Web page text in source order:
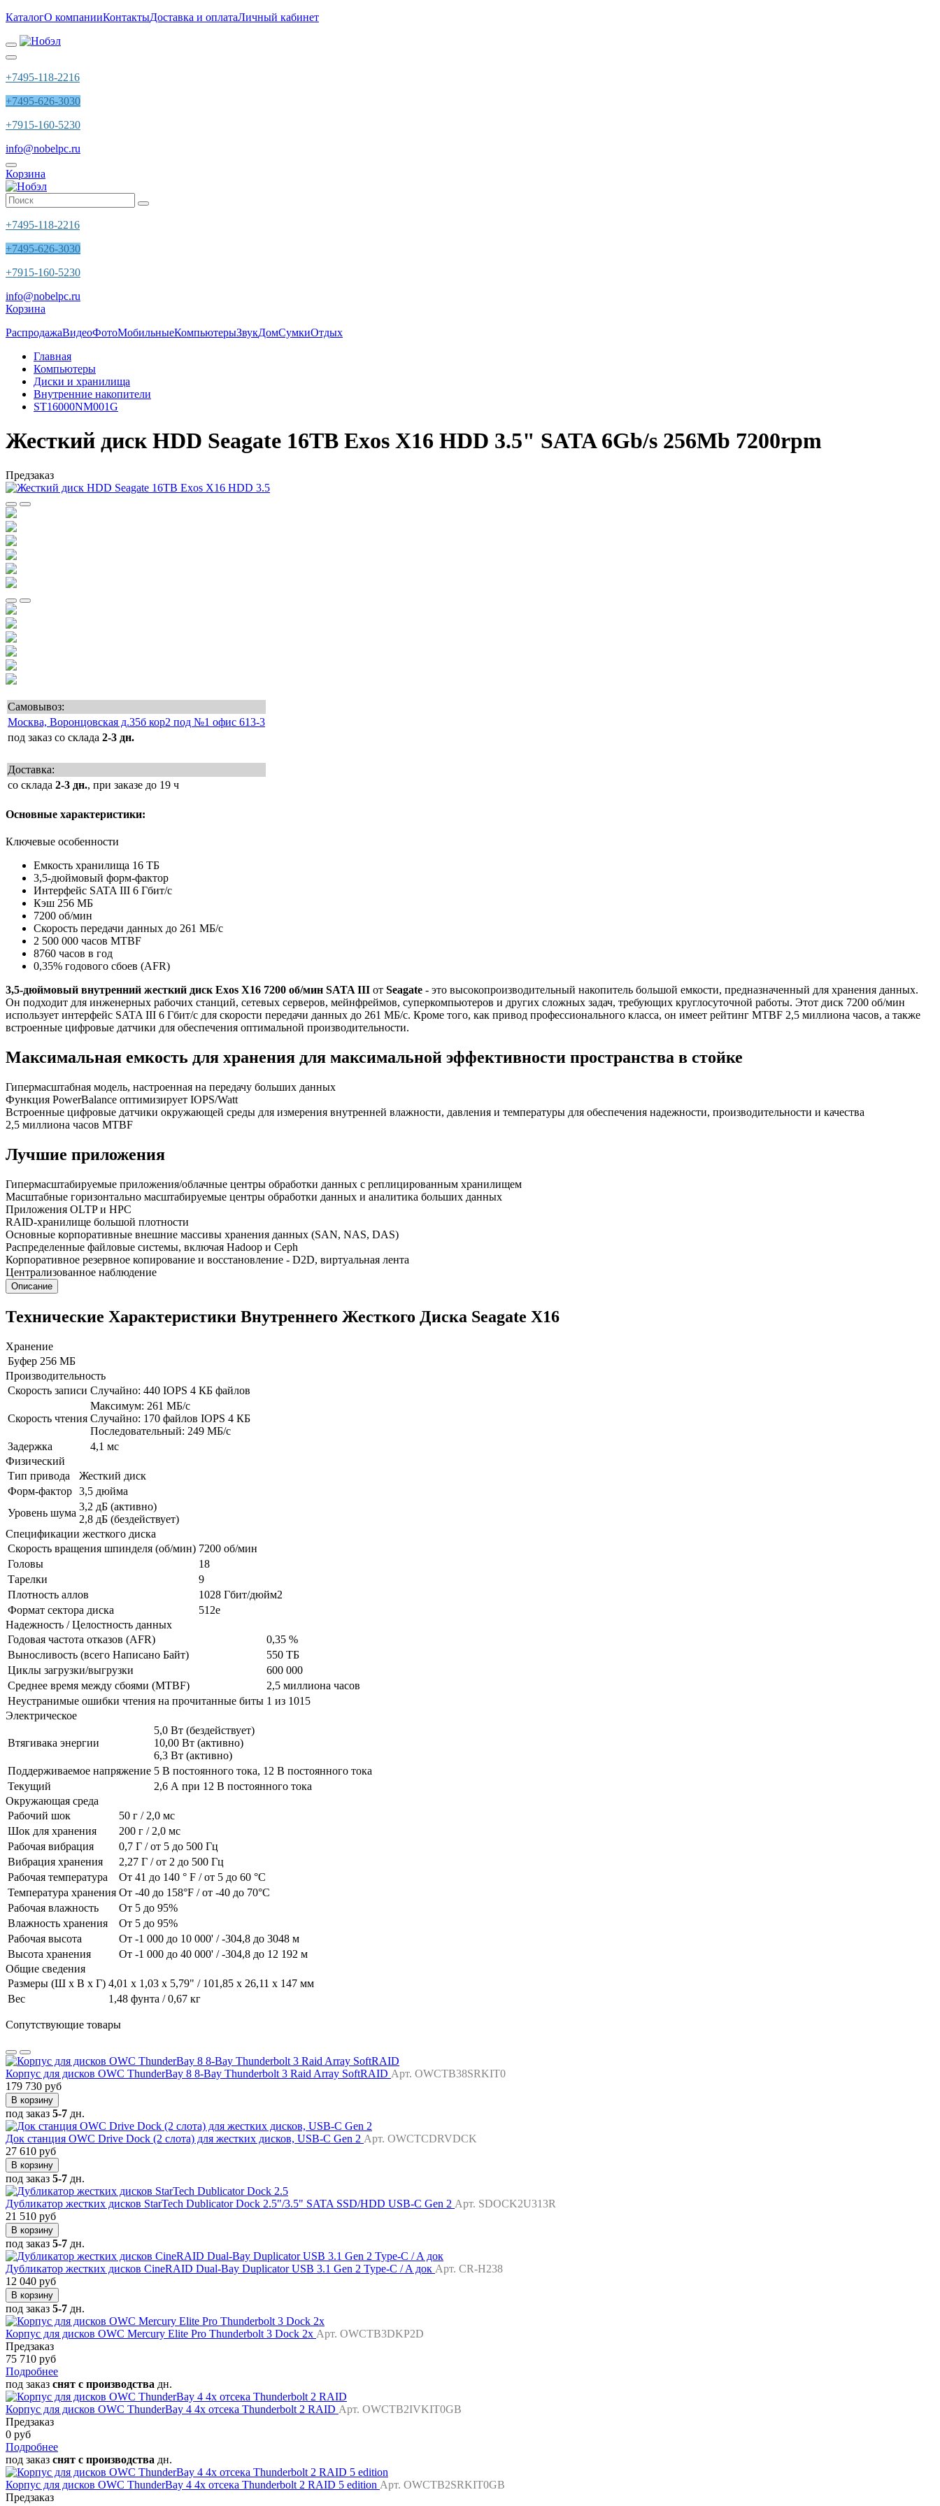
КаталогО компанииКонтактыДоставка и оплатаЛичный кабинет
+7495-118-2216
+7495-626-3030
+7915-160-5230
info@nobelpc.ru
Корзина
+7495-118-2216
+7495-626-3030
+7915-160-5230
info@nobelpc.ru
Корзина
РаспродажаВидеоФотоМобильныеКомпьютерыЗвукДомСумкиОтдых
Главная
Компьютеры
Диски и хранилища
Внутренние накопители
ST16000NM001G
Жесткий диск HDD Seagate 16TB Exos X16 HDD 3.5" SATA 6Gb/s 256Mb 7200rpm
Предзаказ
Самовывоз:
Москва, Воронцовская д.35б кор2 под №1 офис 613-3
под заказ со склада 2-3 дн.
Доставка:
со склада 2-3 дн., при заказе до 19 ч
Основные характеристики:
Ключевые особенности
Емкость хранилища 16 ТБ
3,5-дюймовый форм-фактор
Интерфейс SATA III 6 Гбит/с
Кэш 256 МБ
7200 об/мин
Скорость передачи данных до 261 МБ/с
2 500 000 часов MTBF
8760 часов в год
0,35% годового сбоев (AFR)
3,5-дюймовый внутренний жесткий диск Exos X16 7200 об/мин SATA III от Seagate - это высокопроизводительный накопитель большой емкости, предназначенный для хранения данных.
Он подходит для инженерных рабочих станций, сетевых серверов, мейнфреймов, суперкомпьютеров и других сложных задач, требующих круглосуточной работы. Этот диск 7200 об/мин
использует интерфейс SATA III 6 Гбит/с для скорости передачи данных до 261 МБ/с. Кроме того, как привод профессионального класса, он имеет рейтинг MTBF 2,5 миллиона часов, а также
встроенные цифровые датчики для обеспечения оптимальной производительности.
Максимальная емкость для хранения для максимальной эффективности пространства в стойке
Гипермасштабная модель, настроенная на передачу больших данных
Функция PowerBalance оптимизирует IOPS/Watt
Встроенные цифровые датчики окружающей среды для измерения внутренней влажности, давления и температуры для обеспечения надежности, производительности и качества
2,5 миллиона часов MTBF
Лучшие приложения
Гипермасштабируемые приложения/облачные центры обработки данных с реплицированным хранилищем
Масштабные горизонтально масштабируемые центры обработки данных и аналитика больших данных
Приложения OLTP и HPC
RAID-хранилище большой плотности
Основные корпоративные внешние массивы хранения данных (SAN, NAS, DAS)
Распределенные файловые системы, включая Hadoop и Ceph
Корпоративное резервное копирование и восстановление - D2D, виртуальная лента
Централизованное наблюдение
Описание
Технические Характеристики Внутреннего Жесткого Диска Seagate X16
Хранение
Буфер 256 МБ
Производительность
Скорость записи Случайно: 440 IOPS 4 КБ файлов
Скорость чтения
Максимум: 261 МБ/с
Случайно: 170 файлов IOPS 4 КБ
Последовательный: 249 МБ/с
Задержка
4,1 мс
Физический
Тип привода
Жесткий диск
Форм-фактор 3,5 дюйма
Уровень шума
3,2 дБ (активно)
2,8 дБ (бездействует)
Спецификации жесткого диска
Скорость вращения шпинделя (об/мин) 7200 об/мин
Головы
18
Тарелки
9
Плотность аллов
1028 Гбит/дюйм2
Формат сектора диска
512e
Надежность / Целостность данных
Годовая частота отказов (AFR)
0,35 %
Выносливость (всего Написано Байт)
550 ТБ
Циклы загрузки/выгрузки
600 000
Среднее время между сбоями (MTBF)
2,5 миллиона часов
Неустранимые ошибки чтения на прочитанные биты 1 из 1015
Электрическое
Втягивака энергии
5,0 Вт (бездействует)
10,00 Вт (активно)
6,3 Вт (активно)
Поддерживаемое напряжение 5 В постоянного тока, 12 В постоянного тока
Текущий
2,6 А при 12 В постоянного тока
Окружающая среда
Рабочий шок
50 г / 2,0 мс
Шок для хранения
200 г / 2,0 мс
Рабочая вибрация
0,7 Г / от 5 до 500 Гц
Вибрация хранения
2,27 Г / от 2 до 500 Гц
Рабочая температура
От 41 до 140 ° F / от 5 до 60 °C
Температура хранения От -40 до 158°F / от -40 до 70°C
Рабочая влажность
От 5 до 95%
Влажность хранения
От 5 до 95%
Рабочая высота
От -1 000 до 10 000' / -304,8 до 3048 м
Высота хранения
От -1 000 до 40 000' / -304,8 до 12 192 м
Общие сведения
Размеры (Ш x В x Г) 4,01 x 1,03 x 5,79" / 101,85 x 26,11 x 147 мм
Вес
1,48 фунта / 0,67 кг
Сопутствующие товары
Корпус для дисков OWC ThunderBay 8 8-Bay Thunderbolt 3 Raid Array SoftRAID Арт. OWCTB38SRKIT0
179 730 руб
В корзину
под заказ 5-7 дн.
Док станция OWC Drive Dock (2 слота) для жестких дисков, USB-C Gen 2 Арт. OWCTCDRVDCK
27 610 руб
В корзину
под заказ 5-7 дн.
Дубликатор жестких дисков StarTech Dublicator Dock 2.5"/3.5" SATA SSD/HDD USB-C Gen 2 Арт. SDOCK2U313R
21 510 руб
В корзину
под заказ 5-7 дн.
Дубликатор жестких дисков CineRAID Dual-Bay Duplicator USB 3.1 Gen 2 Type-C / A док Арт. CR-H238
12 040 руб
В корзину
под заказ 5-7 дн.
Корпус для дисков OWC Mercury Elite Pro Thunderbolt 3 Dock 2x Арт. OWCTB3DKP2D
Предзаказ
75 710 руб
Подробнее
под заказ снят с производства дн.
Корпус для дисков OWC ThunderBay 4 4x отсека Thunderbolt 2 RAID Арт. OWCTB2IVKIT0GB
Предзаказ
0 руб
Подробнее
под заказ снят с производства дн.
Корпус для дисков OWC ThunderBay 4 4x отсека Thunderbolt 2 RAID 5 edition Арт. OWCTB2SRKIT0GB
Предзаказ